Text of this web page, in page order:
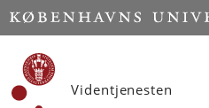
Start
Videntjenesten